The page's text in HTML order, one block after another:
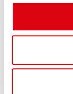
Køb dette